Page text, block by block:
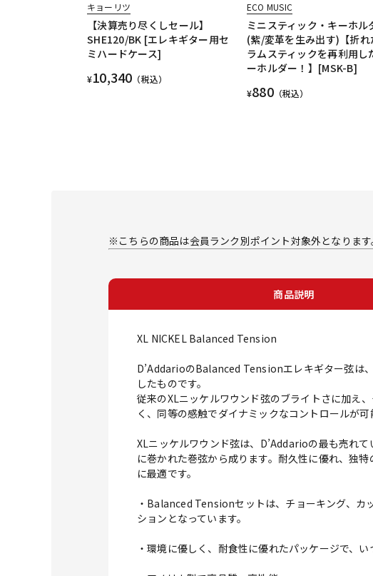
キョーリツ
【決算売り尽くしセール】
SHE120/BK [エレキギター用セ
ミハードケース]
¥10,340 （税込）
ECO MUSIC
ミニスティック・キーホル
(紫/変革を生み出す)【折れ
ラムスティックを再利用し
ーホルダー！】[MSK-B]
¥880（税込）
※こちらの商品は会員ランク別ポイント対象外となります
商品説明
XL NICKEL Balanced Tension
D’AddarioのBalanced Tensionエレキギター弦は
したものです。
従来のXLニッケルワウンド弦のブライトさに加え
く、同等の感触でダイナミックなコントロールが可
XLニッケルワウンド弦は、D’Addarioの最も売れ
に巻かれた巻弦から成ります。耐久性に優れ、独
に最適です。
・Balanced Tensionセットは、チョーキング、カ
ションとなっています。
・環境に優しく、耐食性に優れたパッケージで、